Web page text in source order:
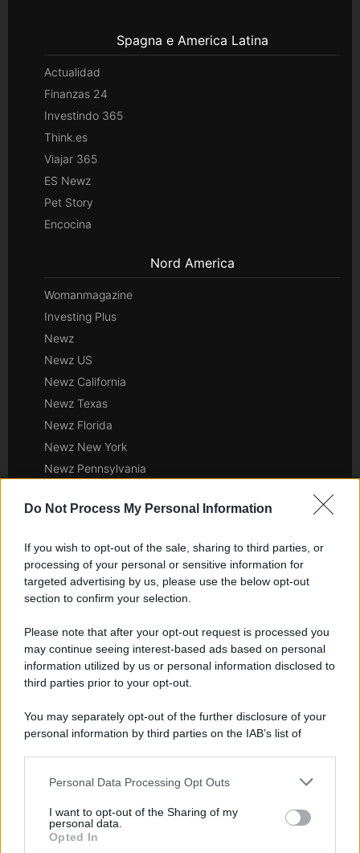
Do Not Process My Personal Information
If you wish to opt-out of the sale, sharing to third parties, or
processing of your personal or sensitive information for
targeted advertising by us, please use the below opt-out
section to confirm your selection.
Please note that after your opt-out request is processed you
may continue seeing interest-based ads based on personal
information utilized by us or personal information disclosed to
third parties prior to your opt-out.
You may separately opt-out of the further disclosure of your
personal information by third parties on the IAB’s list of
This information may also be disclosed by us to third parties
disclose it to other third parties.
Please note that this website/app uses one or more Google
Personal Data Processing Opt Outs
I want to opt-out of the Sharing of my
personal data.
Opted In
Spagna e America Latina
Actualidad
Finanzas 24
Investindo 365
Think.es
Viajar 365
ES Newz
Pet Story
Encocina
Nord America
Womanmagazine
Investing Plus
Newz
Newz US
Newz California
Newz Texas
Newz Florida
Newz New York
Newz Pennsylvania
Newz Ohio
Hig Tech Mag
Scoop Mag
Lgbtqia News
Day Travel 365
Home Magazine 365
Cineverse Magazine
Francia
InvestirMag